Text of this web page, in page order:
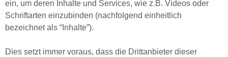
ein, um deren Inhalte und Services, wie z.B. Videos oder
Schriftarten einzubinden (nachfolgend einheitlich
bezeichnet als “Inhalte”).
Dies setzt immer voraus, dass die Drittanbieter dieser